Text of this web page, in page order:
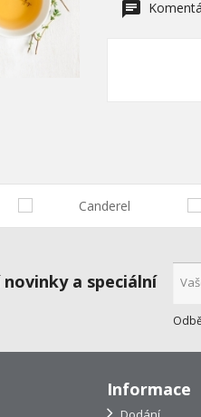
a speciální
Informace